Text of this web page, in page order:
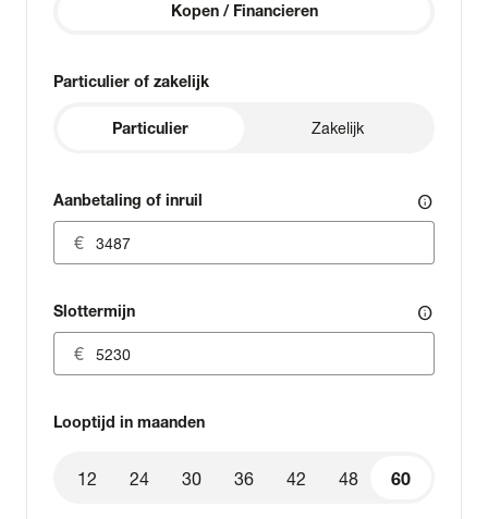
Kopen / Financieren
Particulier of zakelijk
Particulier Zakelijk
Aanbetaling of inruil info
Slottermijn info
Looptijd in maanden
60
12 24 30 36 42 48 60